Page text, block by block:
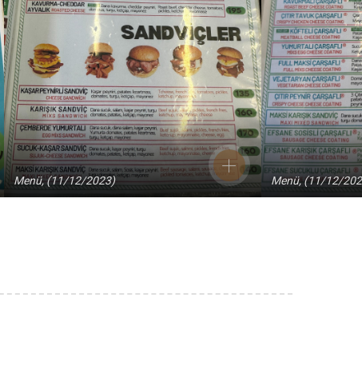
Menü, (11/12/2023) Menü, (11/12/